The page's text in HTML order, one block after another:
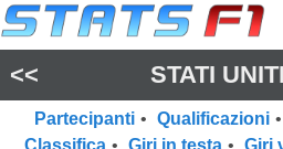
<< STATI
Partecipanti • Qualificazioni •
Classifica • Giri in testa • Giri